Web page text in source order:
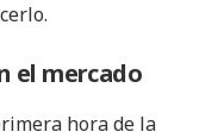
el mercado
hora de la